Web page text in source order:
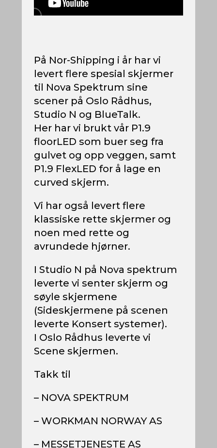
På Nor-Shipping i år har vi
levert flere spesial skjermer
til Nova Spektrum sine
scener på Oslo Rådhus,
Studio N og BlueTalk.
Her har vi brukt vår P1.9
floorLED som buer seg fra
gulvet og opp veggen, samt
P1.9 FlexLED for å lage en
curved skjerm.
Vi har også levert flere
klassiske rette skjermer og
noen med rette og
avrundede hjørner.
I Studio N på Nova spektrum
leverte vi senter skjerm og
søyle skjermene
(Sideskjermene på scenen
leverte Konsert systemer).
I Oslo Rådhus leverte vi
Scene skjermen.
Takk til
– NOVA SPEKTRUM
– WORKMAN NORWAY AS
– MESSETJENESTE AS